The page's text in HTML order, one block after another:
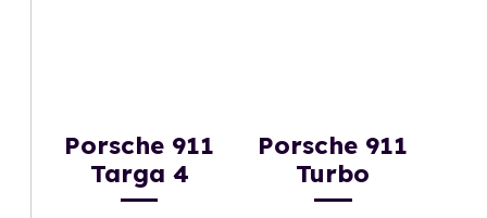
Porsche 911
Targa 4
Porsche 911
Turbo